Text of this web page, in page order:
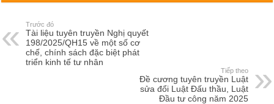
Trước đó
Tài liệu tuyên truyền Nghị quyết
198/2025/QH15 về một số cơ
chế, chính sách đặc biệt phát
triển kinh tế tư nhân
Tiếp theo
Đề cương tuyên truyền Luật
sửa đổi Luật Đấu thầu, Luật
Đầu tư công năm 2025